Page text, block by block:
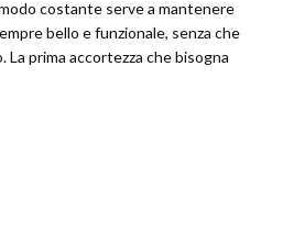
costante serve a mantenere
bello e funzionale, senza che
prima accortezza che bisogna